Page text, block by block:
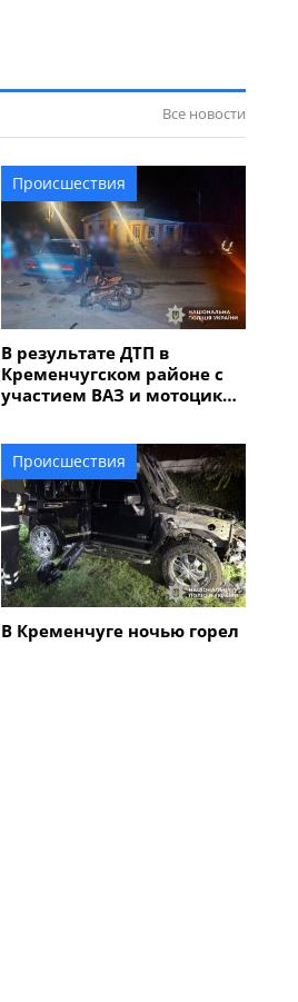
Все новости
Происшествия
В результате ДТП в
Кременчугском районе с
участием ВАЗ и мотоцикла
Происшествия
В Кременчуге ночью горел